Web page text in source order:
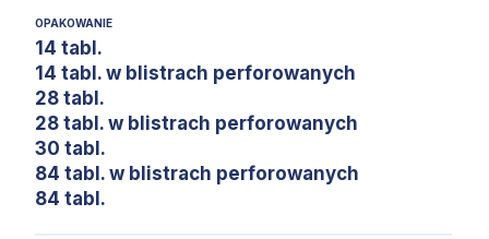
OPAKOWANIE
14 tabl.
14 tabl. w blistrach perforowanych
28 tabl.
28 tabl. w blistrach perforowanych
30 tabl.
84 tabl. w blistrach perforowanych
84 tabl.